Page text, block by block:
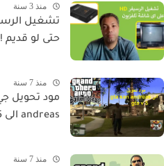
منذ 3 سنة
حتى لو قديم !
منذ 7 سنة
andreas الى gta v 5 وتمتع بجرافك خيالى
منذ 7 سنة